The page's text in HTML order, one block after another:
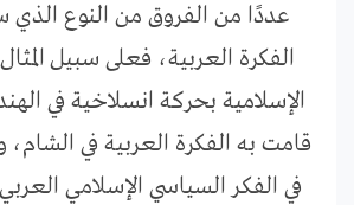
عددًا من الفروق من النوع الذي
الفكرة العربية، فعلى سبيل
الإسلامية بحركة انسلاخية في
قامت به الفكرة العربية في الشام،
في الفكر السياسي الإسلامي العربي